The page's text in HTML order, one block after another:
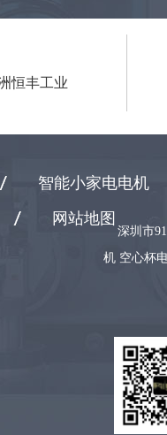
恒丰工业
智能小家电电机
网站地图
深圳市
机 空心杯